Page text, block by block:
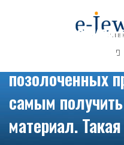
В практической
требуется
позолоченных
самым
материал.